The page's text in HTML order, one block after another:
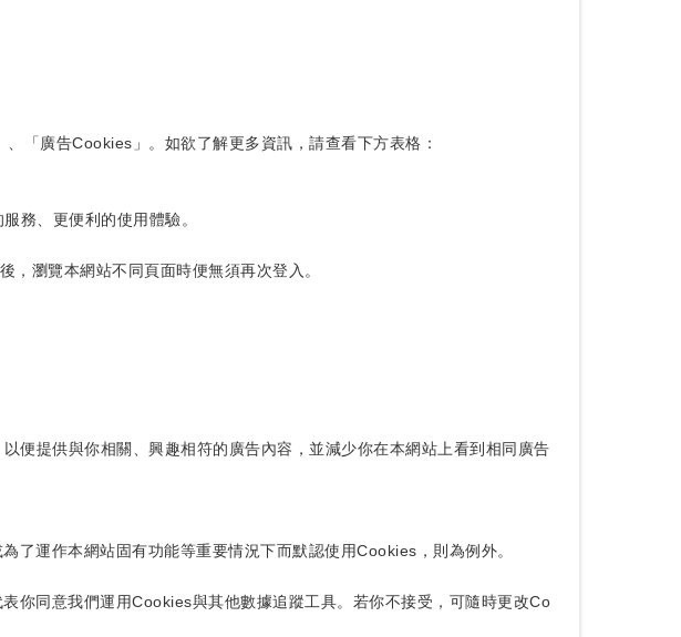
「廣告Cookies」。如欲了解更多資訊，請查看下方表格：
務、更便利的使用體驗。
瀏覽本網站不同頁面時便無須再次登入。
便提供與你相關、興趣相符的廣告內容，並減少你在本網站上看到相同廣告
運作本網站固有功能等重要情況下而默認使用Cookies，則為例外。
你同意我們運用Cookies與其他數據追蹤工具。若你不接受，可隨時更改Co